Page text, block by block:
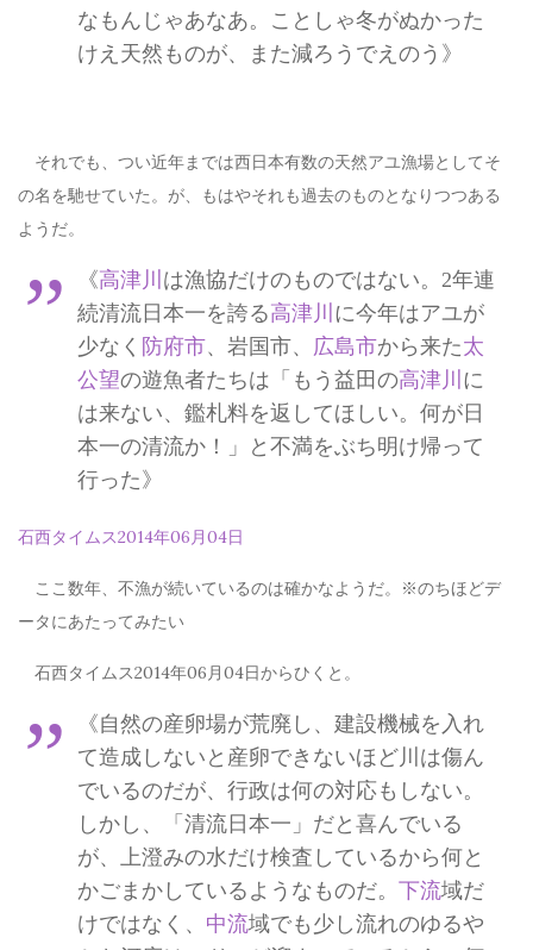
なもんじゃあなあ。ことしゃ冬がぬかった
けえ天然ものが、また減ろうでえのう》
それでも、つい近年までは西日本有数の天然アユ漁場としてそ
の名を馳せていた。が、もはやそれも過去のものとなりつつある
ようだ。
《高津川 は漁協だけのものではない。2年連
続清流日本一を誇る高津川 に今年はアユが
少なく 防府市、岩国市、 広島市から来た太
公望の遊魚者たちは「もう益田の高津川 に
は来ない、鑑札料を返してほしい。何が日
本一の清流か！」と不満をぶち明け帰って
行った》
石西タイムス2014年06月04日
ここ数年、不漁が続いているのは確かなようだ。※のちほどデ
ータにあたってみたい
石西タイムス2014年06月04日からひくと。
《自然の産卵場が荒廃し、建設機械を入れ
て造成しないと産卵できないほど川は傷ん
でいるのだが、行政は何の対応もしない。
しかし、「清流日本一」だと喜んでいる
が、上澄みの水だけ検査しているから何と
かごまかしているようなものだ。 下流域だ
けではなく、 中流域でも少し流れのゆるや